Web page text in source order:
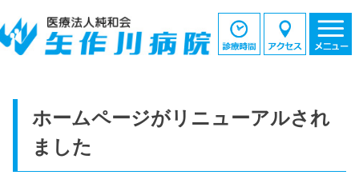
ホームページがリニューアルされ
ました